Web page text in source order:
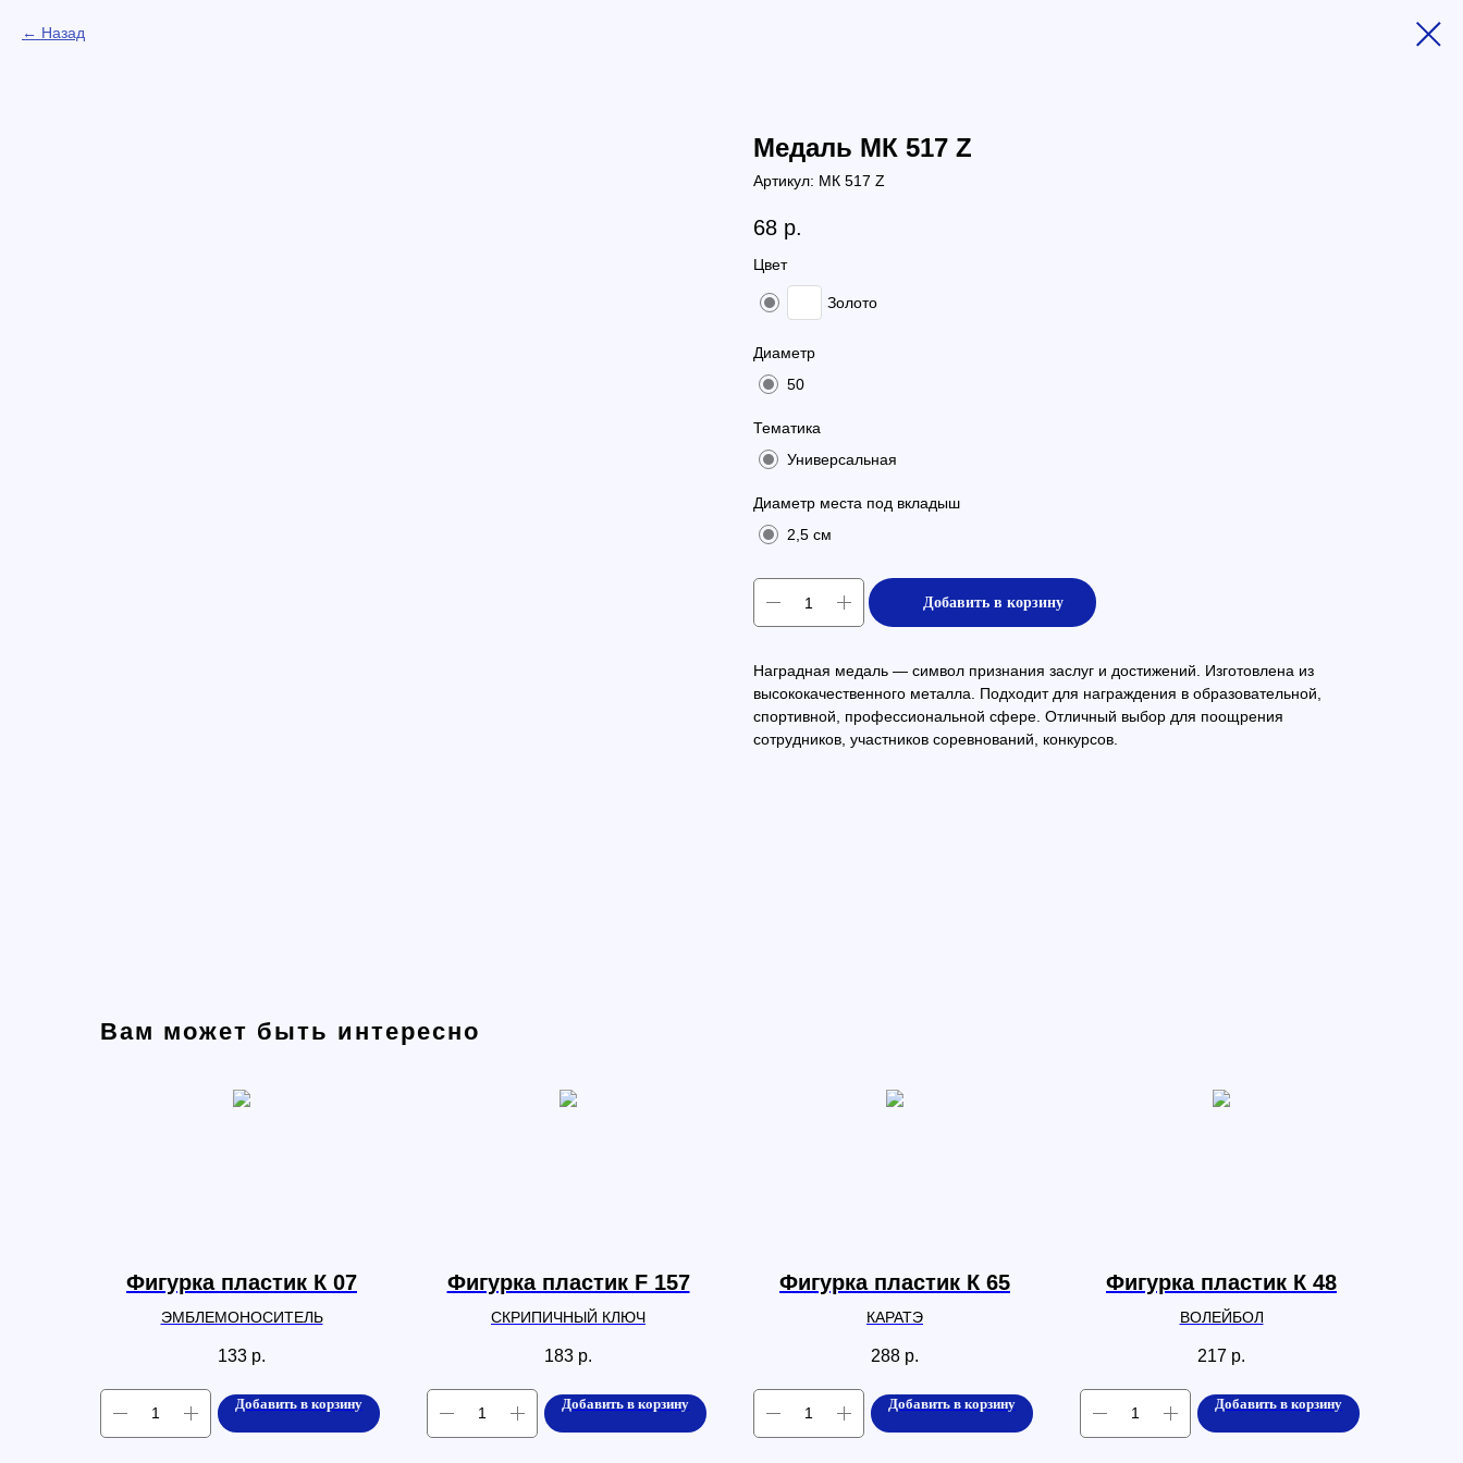
Назад
Медаль МК 517 Z
Артикул: МК 517 Z
68 р.
Цвет
Золото
Диаметр
50
Тематика
Универсальная
Диаметр места под вкладыш
2,5 см
Добавить в корзину
Наградная медаль — символ признания заслуг и достижений. Изготовлена из
высококачественного металла. Подходит для награждения в образовательной,
спортивной, профессиональной сфере. Отличный выбор для поощрения
сотрудников, участников соревнований, конкурсов.
Вам может быть интересно
Фигурка пластик К 07
ЭМБЛЕМОНОСИТЕЛЬ
133 р.
Добавить в корзину
Фигурка пластик F 157
СКРИПИЧНЫЙ КЛЮЧ
183 р.
Добавить в корзину
Фигурка пластик К 65
КАРАТЭ
288 р.
Добавить в корзину
Фигурка пластик К 48
ВОЛЕЙБОЛ
217 р.
Добавить в корзину